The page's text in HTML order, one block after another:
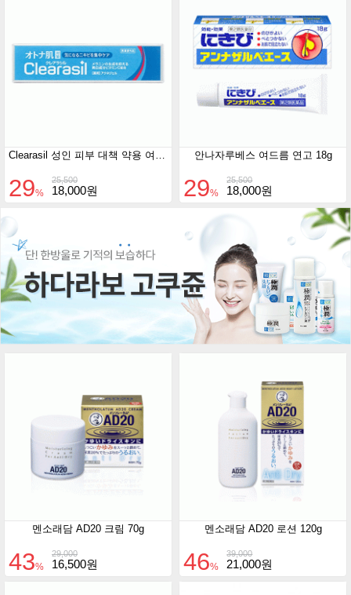
25,500
29% 18,000원
안나자루베스 여드름 연고 18g
25,500
29% 18,000원
멘소래담 AD20 크림 70g
29,000
43% 16,500원
멘소래담 AD20 로션 120g
39,000
46% 21,000원